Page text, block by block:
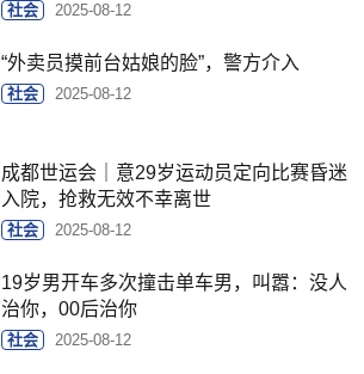
社会 2025-08-12
“外卖员摸前台姑娘的脸”，警方介入
社会 2025-08-12
成都世运会｜意29岁运动员定向比赛昏迷
入院，抢救无效不幸离世
社会 2025-08-12
19岁男开车多次撞击单车男，叫嚣：没人
治你，00后治你
社会 2025-08-12